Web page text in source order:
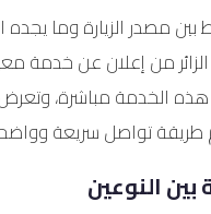
بين مصدر الزيارة وما
من إعلان عن خدمة
الخدمة مباشرة، وتعرض
طريقة تواصل سريعة
النوعين